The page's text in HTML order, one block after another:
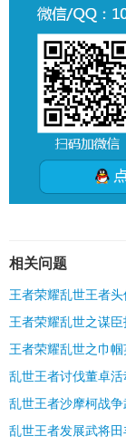
相关问题
王者荣耀乱世王者头
王者荣耀乱世之谋
王者荣耀乱世之巾
乱世王者讨伐董卓活
乱世王者沙摩柯战争
乱世王者发展武将田